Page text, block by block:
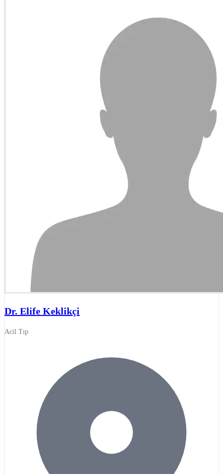
Dr. Elife Keklikçi
Acil Tıp